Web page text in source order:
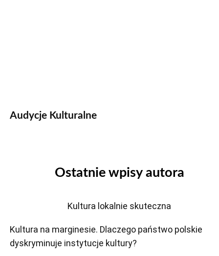
Audycje Kulturalne
Ostatnie wpisy autora
Kultura lokalnie skuteczna
Kultura na marginesie. Dlaczego państwo polskie
dyskryminuje instytucje kultury?